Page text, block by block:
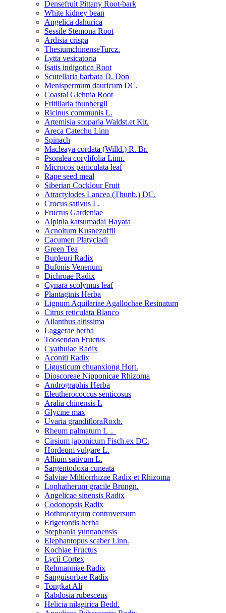
Densefruit Pittany Root-bark
White kidney bean
Angelica dahurica
Sessile Stemona Root
Ardisia crispa
ThesiumchinenseTurcz.
Lytta vesicatoria
Isatis indigotica Root
Scutellaria barbata D. Don
Menispermum dauricum DC.
Coastal Glehnia Root
Fritillaria thunbergii
Ricinus communis L.
Artemisia scoparia Waldst.et Kit.
Areca Catechu Linn
Spinach
Macleaya cordata (Willd.) R. Br.
Psoralea corylifolia Linn.
Microcos paniculata leaf
Rape seed meal
Siberian Cocklour Fruit
Atractylodes Lancea (Thunb.) DC.
Crocus sativus L.
Fructus Gardeniae
Alpinia katsumadai Hayata
Acnoitum Kusnezoffii
Cacumen Platycladi
Green Tea
Bupleuri Radix
Bufonis Venenum
Dichroae Radix
Cynara scolymus leaf
Plantaginis Herba
Lignum Aquilariae Agallochae Resinatum
Citrus reticulata Blanco
Ailanthus altissima
Laggerae herba
Toosendan Fructus
Cyathulae Radix
Aconiti Radix
Ligusticum chuanxiong Hort.
Dioscoreae Nipponicae Rhizoma
Andrographis Herba
Eleutherococcus senticosus
Aralia chinensis L
Glycine max
Uvaria grandifloraRoxb.
Rheum palmatum L．
Cirsium japonicum Fisch.ex DC.
Hordeum vulgare L.
Allium sativum L.
Sargentodoxa cuneata
Salviae Miltiorrhizae Radix et Rhizoma
Lophatherum gracile Brongn.
Angelicae sinensis Radix
Codonopsis Radix
Bothrocaryum controversum
Erigerontis herba
Stephania yunnanensis
Elephantopus scaber Linn.
Kochiae Fructus
Lycii Cortex
Rehmanniae Radix
Sanguisorbae Radix
Tongkat Ali
Rabdosia rubescens
Helicia nilagirica Bedd.